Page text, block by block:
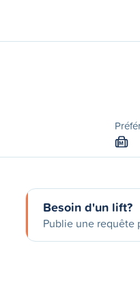
M
Besoin d'un lift?
Publie une requête